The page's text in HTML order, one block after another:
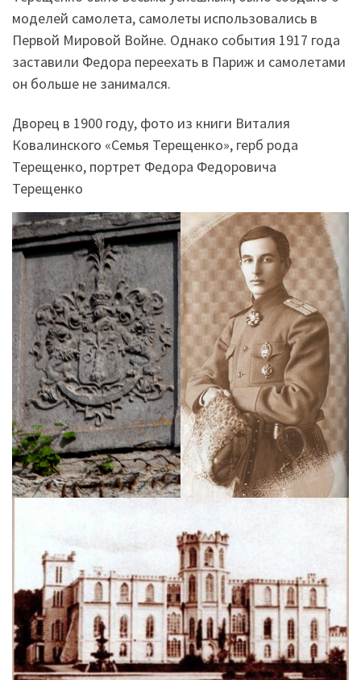
моделей самолета, самолеты использовались в
Первой Мировой Войне. Однако события 1917 года
заставили Федора переехать в Париж и самолетами
он больше не занимался.
Дворец в 1900 году, фото из книги Виталия
Ковалинского «Семья Терещенко», герб рода
Терещенко, портрет Федора Федоровича
Терещенко